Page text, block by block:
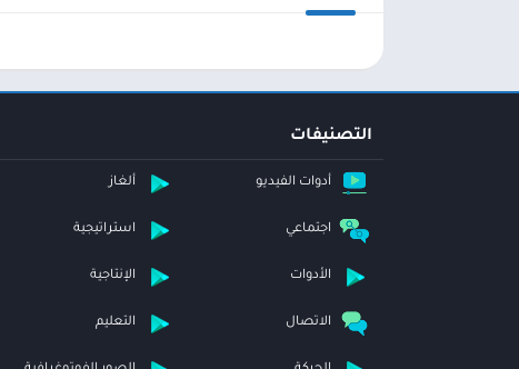
التصنيفات
أدوات الفيديو ألغاز
اجتماعي استراتيجية
الأدوات الإنتاجية
الاتصال التعليم